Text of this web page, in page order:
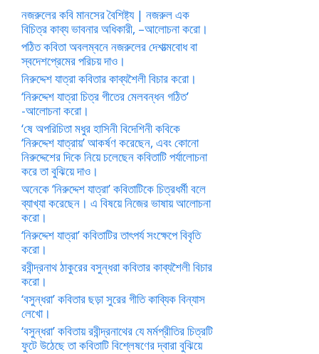
নজরুলের কবি মানসের বৈশিষ্ট্য | নজরুল এক
বিচিত্র কাব্য ভাবনার অধিকারী, –আলোচনা করো।
পঠিত কবিতা অবলম্বনে নজরুলের দেশাত্মবোধ বা
স্বদেশপ্রেমের পরিচয় দাও।
নিরুদ্দেশ যাত্রা কবিতার কাব্যশৈলী বিচার করো।
‘নিরুদ্দেশ যাত্রা চিত্র গীতের মেলবন্ধন গঠিত’
-আলোচনা করো।
‘ষে অপরিচিতা মধুর হাসিনী বিদেশিনী কবিকে
‘নিরুদ্দেশ যাত্রায়’ আকর্ষণ করেছেন, এবং কোনো
নিরুদ্দেশের দিকে নিয়ে চলেছেন কবিতাটি পর্যালোচনা
করে তা বুঝিয়ে দাও।
অনেকে ‘নিরুদ্দেশ যাত্রা’ কবিতাটিকে চিত্রধর্মী বলে
ব্যাখ্যা করেছেন। এ বিষয়ে নিজের ভাষায় আলোচনা
করো।
‘নিরুদ্দেশ যাত্রা’ কবিতাটির তাৎপর্য সংক্ষেপে বিবৃতি
করো।
রবীন্দ্রনাথ ঠাকুরের বসুন্ধরা কবিতার কাব্যশৈলী বিচার
করো।
‘বসুন্ধরা’ কবিতার ছড়া সুরের গীতি কাব্যিক বিন্যাস
লেখো।
‘বসুন্ধরা’ কবিতায় রবীন্দ্রনাথের যে মর্মপ্রীতির চিত্রটি
ফুটে উঠেছে তা কবিতাটি বিশ্লেষণের দ্বারা বুঝিয়ে